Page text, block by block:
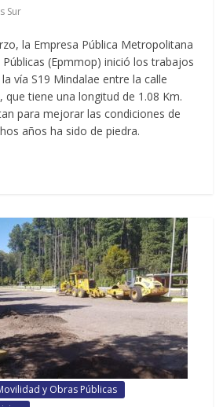
Sur
la Empresa Pública Metropolitana
(Epmmop) inició los trabajos
vía S19 Mindalae entre la calle
que tiene una longitud de 1.08 Km.
para mejorar las condiciones de
años ha sido de piedra.
y Obras Públicas